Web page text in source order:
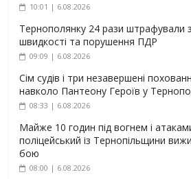
10:01 | 6.08.2026
Тернополянку 24 рази штрафували
швидкості та порушення ПДР
09:09 | 6.08.2026
Сім судів і три незавершені
навколо Пантеону Героїв у
08:33 | 6.08.2026
Майже 10 годин під вогнем і
поліцейський із Тернопільщини
бою
08:00 | 6.08.2026